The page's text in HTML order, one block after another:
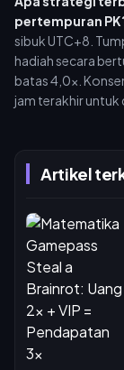
Artikel
pertempuran
sibuk UTC+8.
hadiah secara
batas 4,0x.
jam terakhir untuk